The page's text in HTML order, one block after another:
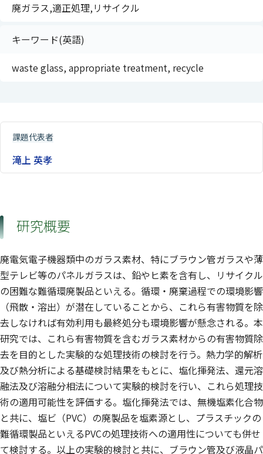
廃ガラス,適正処理,リサイクル
キーワード(英語)
waste glass, appropriate treatment, recycle
課題代表者
滝上 英孝
研究概要
廃電気電子機器類中のガラス素材、特にブラウン管ガラスや薄
型テレビ等のパネルガラスは、鉛やヒ素を含有し、リサイクル
の困難な難循環廃製品といえる。循環・廃棄過程での環境影響
（飛散・溶出）が潜在していることから、これら有害物質を除
去しなければ有効利用も最終処分も環境影響が懸念される。本
研究では、これら有害物質を含むガラス素材からの有害物質除
去を目的とした実験的な処理技術の検討を行う。熱力学的解析
及び熱分析による基礎検討結果をもとに、塩化揮発法、還元溶
融法及び溶融分相法について実験的検討を行い、これら処理技
術の適用可能性を評価する。塩化揮発法では、無機塩素化合物
と共に、塩ビ（PVC）の廃製品を塩素源とし、プラスチックの
難循環製品といえるPVCの処理技術への適用性についても併せ
て検討する。以上の実験的検討と共に、ブラウン管及び液晶パ